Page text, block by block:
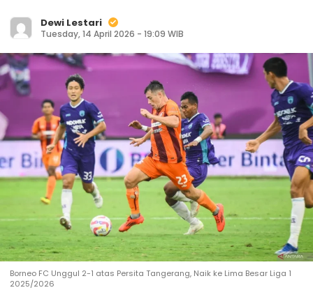
Dewi Lestari
Tuesday, 14 April 2026 - 19:09 WIB
Borneo FC Unggul 2-1 atas Persita Tangerang, Naik ke Lima Besar Liga 1
2025/2026